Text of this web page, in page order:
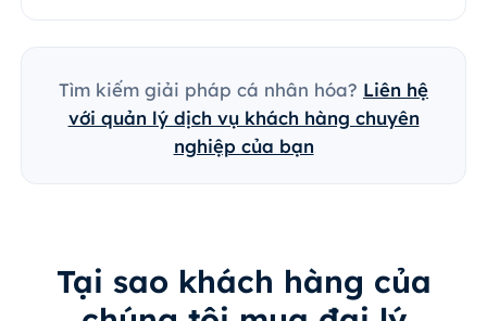
Tìm kiếm giải pháp cá nhân hóa? Liên hệ
với quản lý dịch vụ khách hàng chuyên
nghiệp của bạn
Tại sao khách hàng của